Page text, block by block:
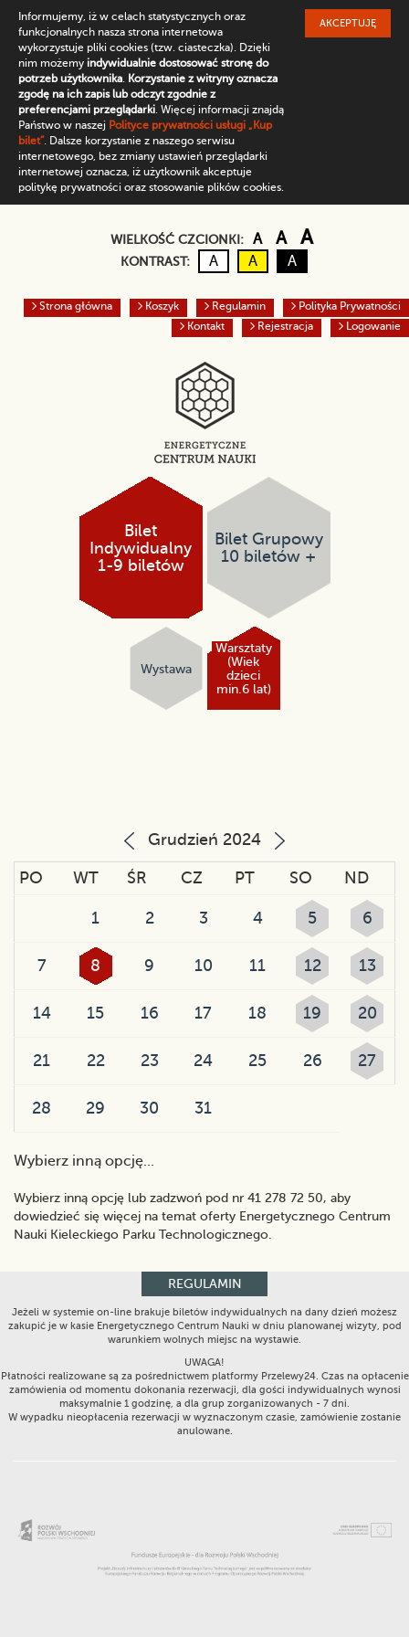
Informujemy, iż w celach statystycznych oraz
funkcjonalnych nasza strona internetowa
wykorzystuje pliki cookies (tzw. ciasteczka). Dzięki
nim możemy indywidualnie dostosować stronę do
potrzeb użytkownika. Korzystanie z witryny oznacza
zgodę na ich zapis lub odczyt zgodnie z
preferencjami przeglądarki. Więcej informacji znajdą
Państwo w naszej Polityce prywatności usługi „Kup
bilet”. Dalsze korzystanie z naszego serwisu
internetowego, bez zmiany ustawień przeglądarki
internetowej oznacza, iż użytkownik akceptuje
politykę prywatności oraz stosowanie plików cookies.
AKCEPTUJĘ
WIELKOŚĆ CZCIONKI: A Domyślny rozmiar
AWiększa
A
KONTRAST: AKontrast domyślny
ACzarny tekst na
ABiały tekst na
Strona główna Koszyk Regulamin
Polityka Prywatności
Kontakt
Rejestracja Logowanie
Bilet
Indywidualny
1-9 biletów
Bilet Grupowy
10 biletów +
Wystawa
Warsztaty
(Wiek
dzieci
min.6 lat)
Grudzień 2024
PO WT ŚR CZ PT SO ND
1 2 3 4 5 6
7 8 9 10 11 12 13
14 15 16 17 18 19 20
21 22 23 24 25 26 27
28 29 30 31
Wybierz inną opcję...
Wybierz inną opcję lub zadzwoń pod nr 41 278 72 50, aby
dowiedzieć się więcej na temat oferty Energetycznego Centrum
Nauki Kieleckiego Parku Technologicznego.
REGULAMIN
Jeżeli w systemie on-line brakuje biletów indywidualnych na dany dzień możesz
zakupić je w kasie Energetycznego Centrum Nauki w dniu planowanej wizyty, pod
warunkiem wolnych miejsc na wystawie.
UWAGA!
Płatności realizowane są za pośrednictwem platformy Przelewy24. Czas na opłacenie
zamówienia od momentu dokonania rezerwacji, dla gości indywidualnych wynosi
maksymalnie 1 godzinę, a dla grup zorganizowanych - 7 dni.
W wypadku nieopłacenia rezerwacji w wyznaczonym czasie, zamówienie zostanie
anulowane.